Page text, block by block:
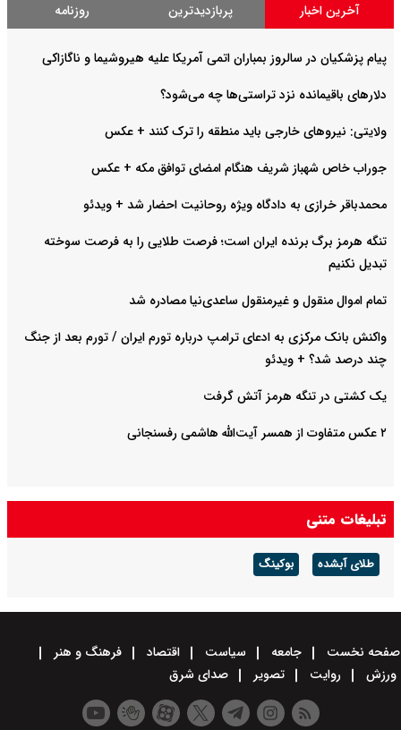
آخرین اخبار پربازدیدترین روزنامه
پیام پزشکیان در سالروز بمباران اتمی آمریکا علیه هیروشیما و ناگازاکی
دلارهای باقیمانده نزد تراستی‌ها چه می‌شود؟
ولایتی: نیروهای خارجی باید منطقه را ترک کنند +‌ عکس
جوراب خاص شهباز شریف هنگام امضای توافق مکه + عکس
محمدباقر خرازی به دادگاه ویژه روحانیت احضار شد + ویدئو
تنگه هرمز برگ برنده ایران است؛ فرصت طلایی را به فرصت سوخته
تبدیل نکنیم
تمام اموال منقول و غیرمنقول ساعدی‌نیا مصادره شد
واکنش بانک مرکزی به ادعای ترامپ درباره تورم ایران / تورم بعد از جنگ
چند درصد شد؟ + ویدئو
یک کشتی در تنگه‌ هرمز آتش گرفت
۲ عکس متفاوت از همسر آیت‌الله هاشمی رفسنجانی
تبلیغات متنی
طلای آبشده بوکینگ
صفحه نخست جامعه سیاست اقتصاد
فرهنگ و هنر
ورزش
روایت تصویر صدای شرق